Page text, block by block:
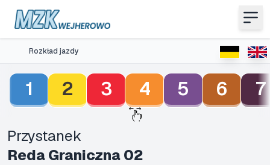
Rozkład jazdy
1 2 3 4 5 6 7
Przystanek
Reda Graniczna 02